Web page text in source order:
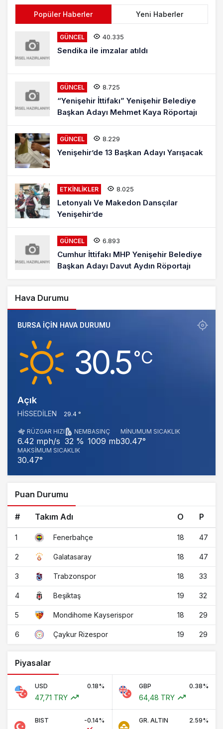
Popüler Haberler Yeni Haberler
GÜNCEL 40.335
Sendika ile imzalar atıldı
GÜNCEL 8.725
“Yenişehir İttifakı” Yenişehir Belediye
Başkan Adayı Mehmet Kaya Röportajı
GÜNCEL 8.229
Yenişehir’de 13 Başkan Adayı Yarışacak
ETKINLIKLER 8.025
Letonyalı Ve Makedon Dansçılar
Yenişehir’de
GÜNCEL 6.893
Cumhur İttifakı MHP Yenişehir Belediye
Başkan Adayı Davut Aydın Röportajı
Hava Durumu
BURSA IÇIN HAVA DURUMU
30.5‎°C
Açık
HISSEDILEN 29.4 °
RÜZGAR HIZI
6.42 mph/s
NEM
32 %
BASINÇ
1009 mb
MINUMUM SICAKLIK
30.47°
MAKSIMUM SICAKLIK
30.47°
Puan Durumu
# Takım Adı O P
1 Fenerbahçe 18 47
2 Galatasaray 18 47
3 Trabzonspor 18 33
4 Beşiktaş 19 32
5 Mondihome Kayserispor 18 29
6 Çaykur Rizespor 19 29
Piyasalar
USD 0.18%
47,71 TRY
GBP 0.38%
64,48 TRY
BIST -0.14% GR. ALTIN 2.59%